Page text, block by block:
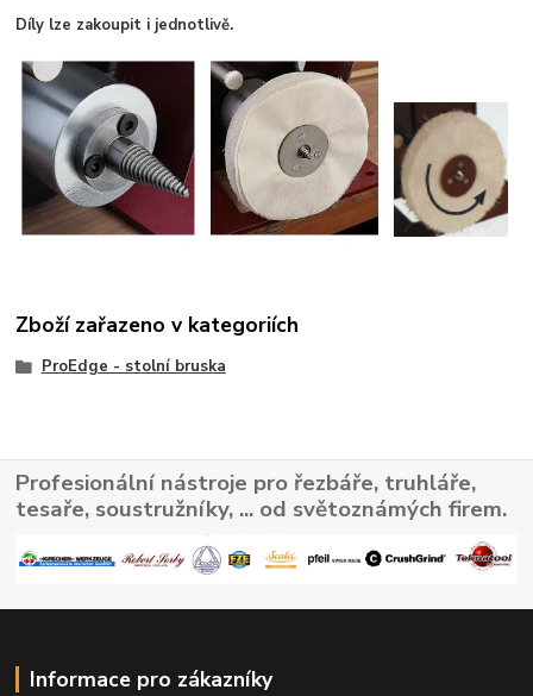
Díly lze zakoupit i jednotlivě.
Zboží zařazeno v kategoriích
ProEdge - stolní bruska
Profesionální nástroje pro řezbáře, truhláře,
tesaře, soustružníky, ... od světoznámých firem.
Informace pro zákazníky